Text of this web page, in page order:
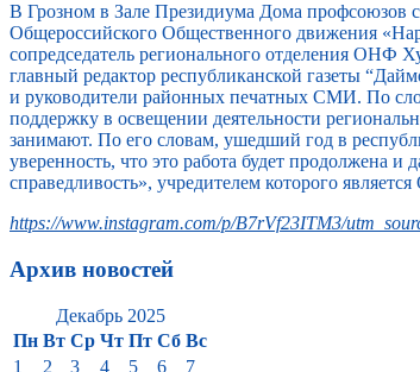
В Грозном в Зале Президиума Дома профсоюзов
Общероссийского Общественного движения
сопредседатель регионального отделения ОНФ
главный редактор республиканской газеты
и руководители районных печатных СМИ. По
поддержку в освещении деятельности
занимают. По его словам, ушедший год в
уверенность, что это работа будет продолжена
справедливость», учредителем которого
https://www.instagram.com/p/B7rVf23ITM3/
Архив новостей
Декабрь 2025
Пн Вт Ср Чт Пт Сб Вс
1 2 3 4 5 6
7